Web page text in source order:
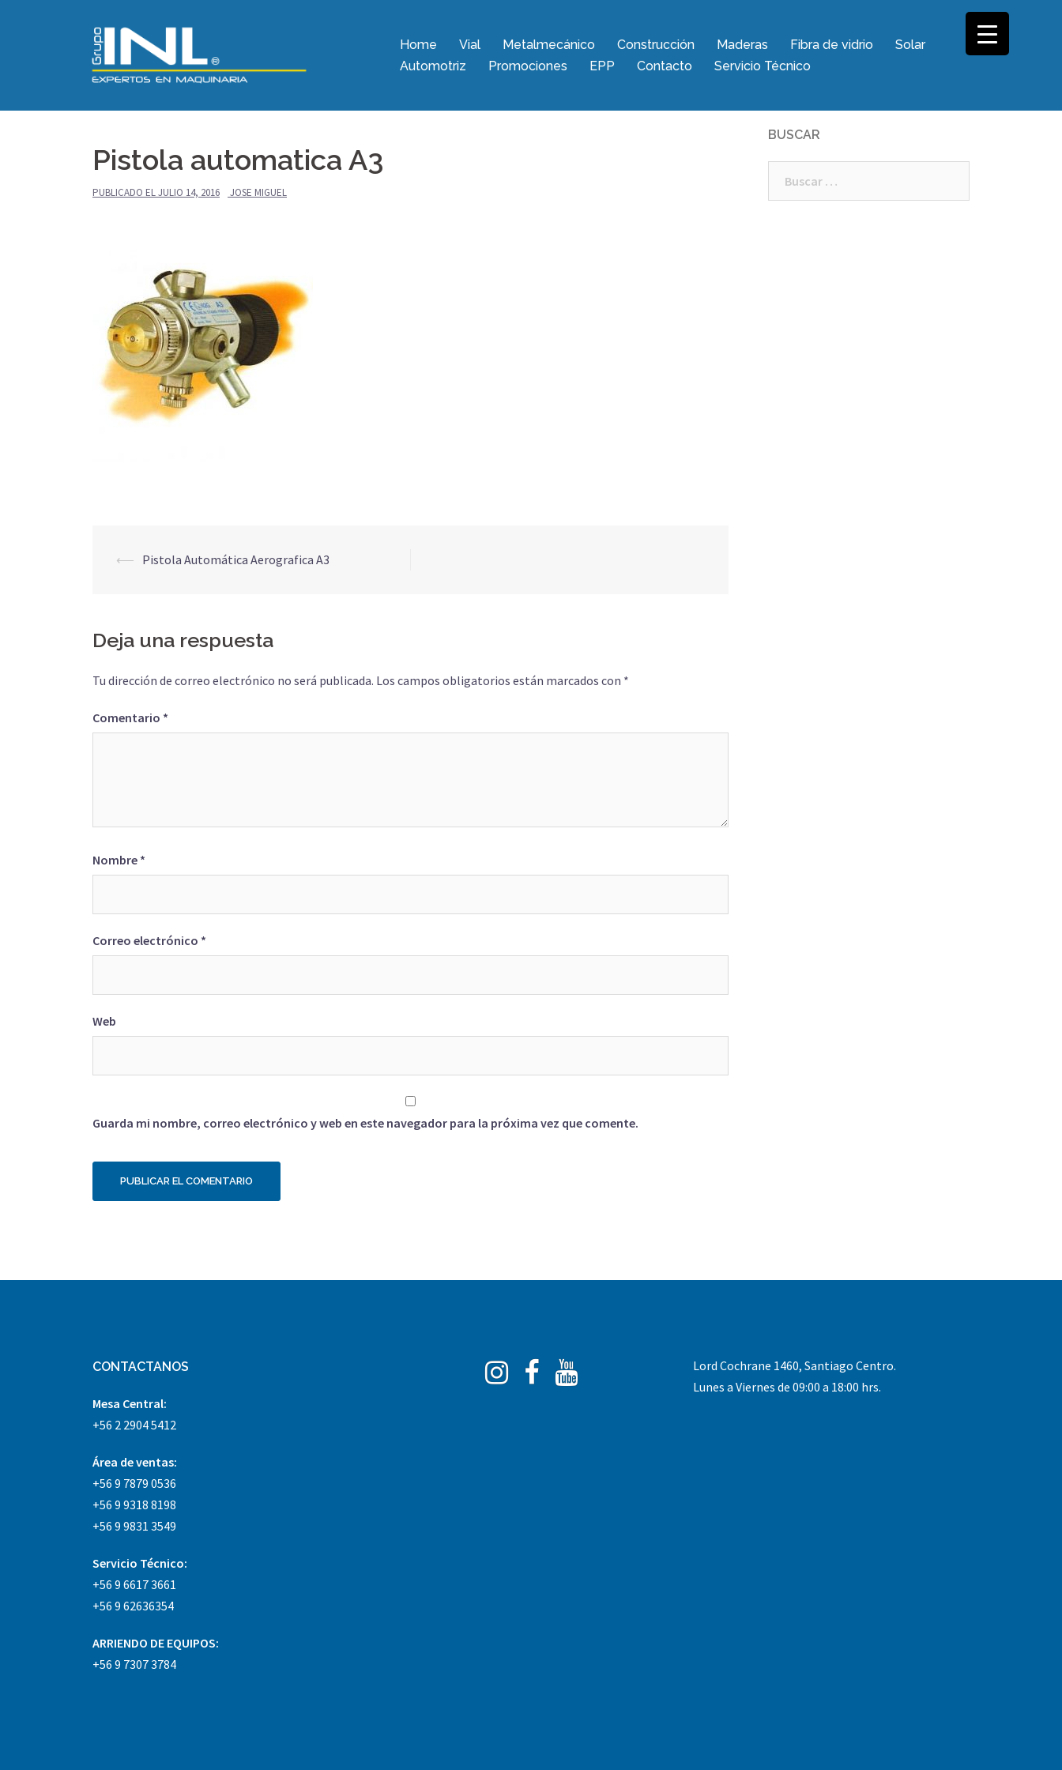
Home Vial Metalmecánico Construcción Maderas Fibra de vidrio
Solar
Automotriz
Promociones EPP Contacto Servicio Técnico
Pistola automatica A3
PUBLICADO ELJULIO 14, 2016 JOSE MIGUEL
Navegación
⟵ Pistola Automática Aerografica A3
Deja una respuesta
Tu dirección de correo electrónico no será publicada. Los campos obligatorios están marcados con *
Comentario *
Nombre *
Correo electrónico *
Web
Guarda mi nombre, correo electrónico y web en este navegador para la próxima vez que comente.
BUSCAR
CONTACTANOS
Mesa Central:
+56 2 2904 5412
Área de ventas:
+56 9 7879 0536
+56 9 9318 8198
+56 9 9831 3549
Servicio Técnico:
+56 9 6617 3661
+56 9 62636354
ARRIENDO DE EQUIPOS:
+56 9 7307 3784
Instagram
Facebook
Tube
Lord Cochrane 1460, Santiago Centro.
Lunes a Viernes de 09:00 a 18:00 hrs.